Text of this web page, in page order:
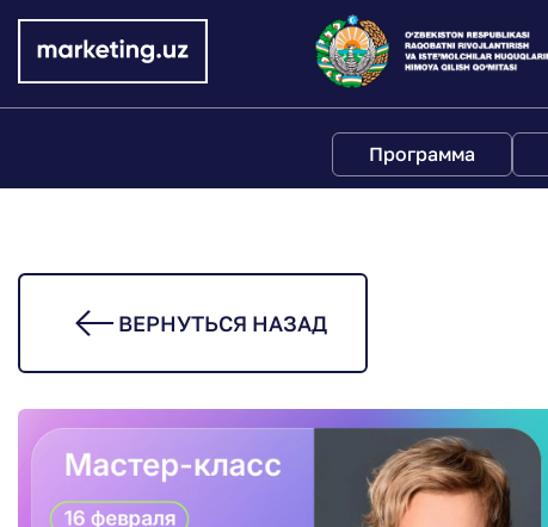
Программа
ВЕРНУТЬСЯ НАЗАД